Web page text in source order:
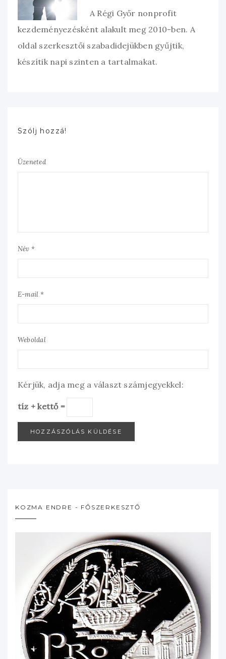
A Régi Győr nonprofit
kezdeményezésként alakult meg 2010-ben. A
oldal szerkesztői szabadidejükben gyűjtik,
készítik napi szinten a tartalmakat.
Szólj hozzá!
Üzeneted
Név *
E-mail *
Weboldal
Kérjük, adja meg a választ számjegyekkel:
tíz + kettő =
KOZMA ENDRE - FŐSZERKESZTŐ